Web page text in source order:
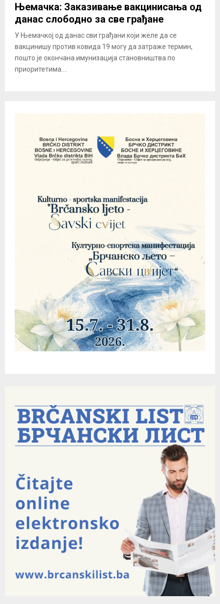
Њемачка: Заказивање вакцинисања од
данас слободно за све грађане
У Њемачкој од данас сви грађани који желе да се
вакцинишу против ковида 19 могу да затраже термин,
пошто је окончана имунизација становништва по
приоритетима....